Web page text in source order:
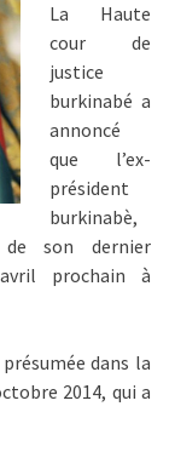
La Haute
cour de
justice
burkinabé a
annoncé
que l’ex-
président
burkinabè,
son dernier
prochain à
dans la
2014, qui a